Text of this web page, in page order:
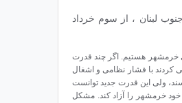
لبنان ، از سوم خرداد
خرمشهر هستیم. اگر چند قدرت
‌کردند با فشار نظامی و اشغال
ولی این قدرت جدید ‌توانست
خود خرمشهر را آزاد کند. مشکل